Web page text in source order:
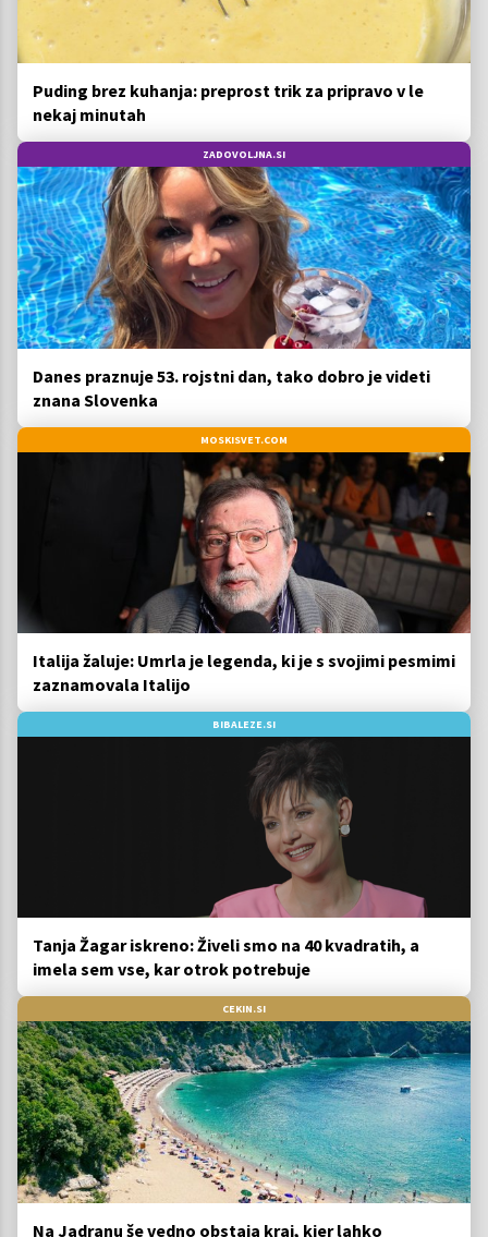
Puding brez kuhanja: preprost trik za pripravo v le
nekaj minutah
ZADOVOLJNA.SI
Danes praznuje 53. rojstni dan, tako dobro je videti
znana Slovenka
MOSKISVET.COM
Italija žaluje: Umrla je legenda, ki je s svojimi pesmimi
zaznamovala Italijo
BIBALEZE.SI
Tanja Žagar iskreno: Živeli smo na 40 kvadratih, a
imela sem vse, kar otrok potrebuje
CEKIN.SI
Na Jadranu še vedno obstaja kraj, kjer lahko